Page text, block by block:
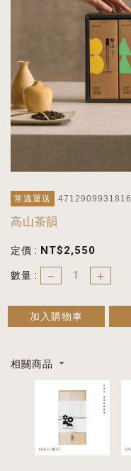
常溫運送 4712909931816
高山茶韻
定價 : NT$2,550
數量 : － ＋
加入購物車
相關商品